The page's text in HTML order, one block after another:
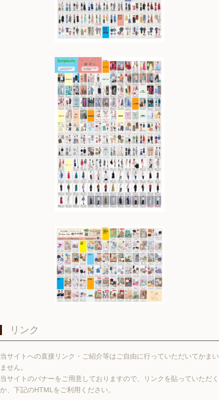
リンク
当サイトへの直接リンク・ご紹介等はご自由に行っていただいてかまい
ません。
当サイトのバナーをご用意しておりますので、リンクを貼っていただく
か、下記のHTMLをご利用ください。